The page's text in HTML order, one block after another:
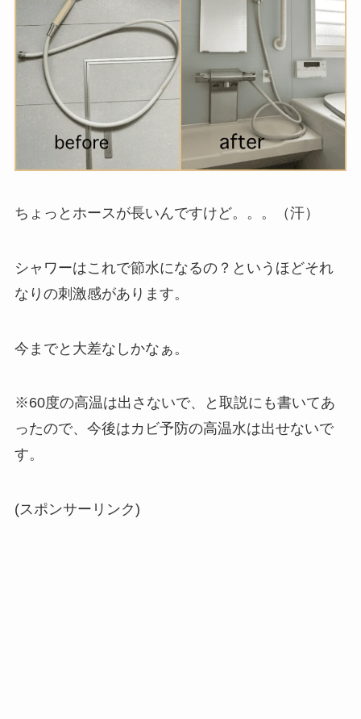
ちょっとホースが長いんですけど。。。（汗）
シャワーはこれで節水になるの？というほどそれ
なりの刺激感があります。
今までと大差なしかなぁ。
※60度の高温は出さないで、と取説にも書いてあ
ったので、今後はカビ予防の高温水は出せないで
す。
(スポンサーリンク)